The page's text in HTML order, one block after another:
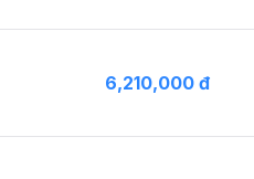
6,210,000 đ